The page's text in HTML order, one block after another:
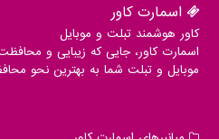
اسمارت كاور
کاور هوشمند تبلت و موبایل
اسمارت کاور، جایی که زیبایی و
موبایل و تبلت شما به بهترین نحو